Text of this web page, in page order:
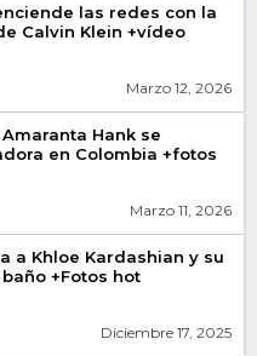
las redes con la
Calvin Klein +vídeo
Marzo 12, 2026
Hank se
en Colombia +fotos
Marzo 11, 2026
a Khloe Kardashian y su
+Fotos hot
Diciembre 17, 2025